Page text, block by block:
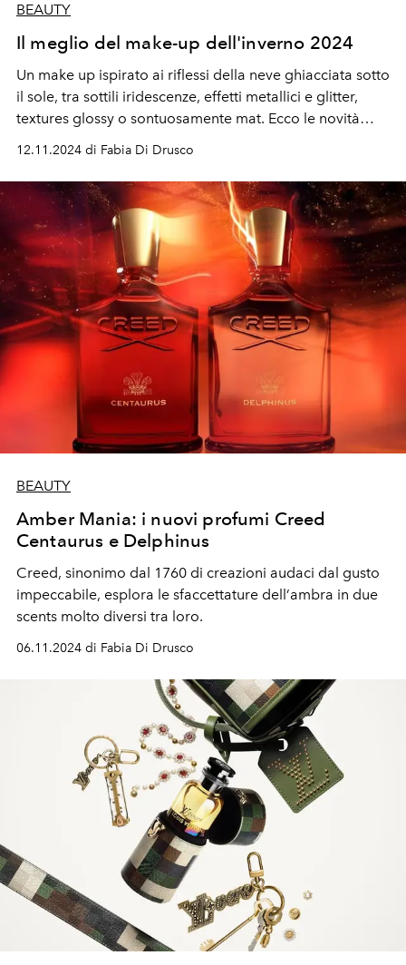
BEAUTY
Il meglio del make-up dell'inverno 2024
Un make up ispirato ai riflessi della neve ghiacciata sotto
il sole, tra sottili iridescenze, effetti metallici e glitter,
textures glossy o sontuosamente mat. Ecco le novità
dell'inverno 2024.
12.11.2024 di Fabia Di Drusco
BEAUTY
Amber Mania: i nuovi profumi Creed
Centaurus e Delphinus
Creed, sinonimo dal 1760 di creazioni audaci dal gusto
impeccabile, esplora le sfaccettature dell ’ambra in due
scents molto diversi tra loro.
06.11.2024 di Fabia Di Drusco